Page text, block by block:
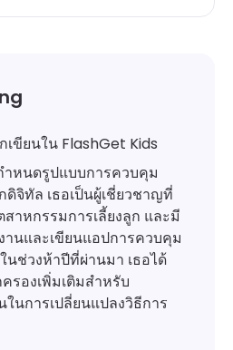
ขียนใน FlashGet Kids
ำหนดรูปแบบการควบคุม
จิทัล เธอเป็นผู้เชี่ยวชาญที่
าหกรรมการเลี้ยงลูก และมี
านและเขียนแอปการควบคุม
นช่วงห้าปีที่ผ่านมา เธอได้
รองเพิ่มเติมสำหรับ
นการเปลี่ยนแปลงวิธีการ